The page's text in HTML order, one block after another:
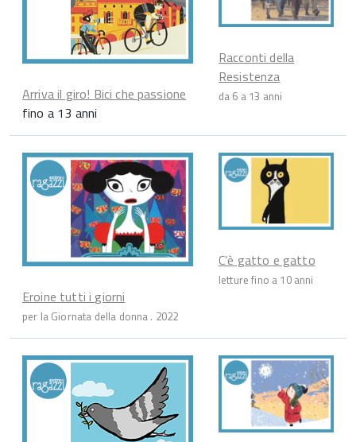
Arriva il giro! Bici che passione
fino a 13 anni
Racconti della
Resistenza
da 6 a 13 anni
Eroine tutti i giorni
per la Giornata della donna . 2022
C’è gatto e gatto
letture fino a 10 anni